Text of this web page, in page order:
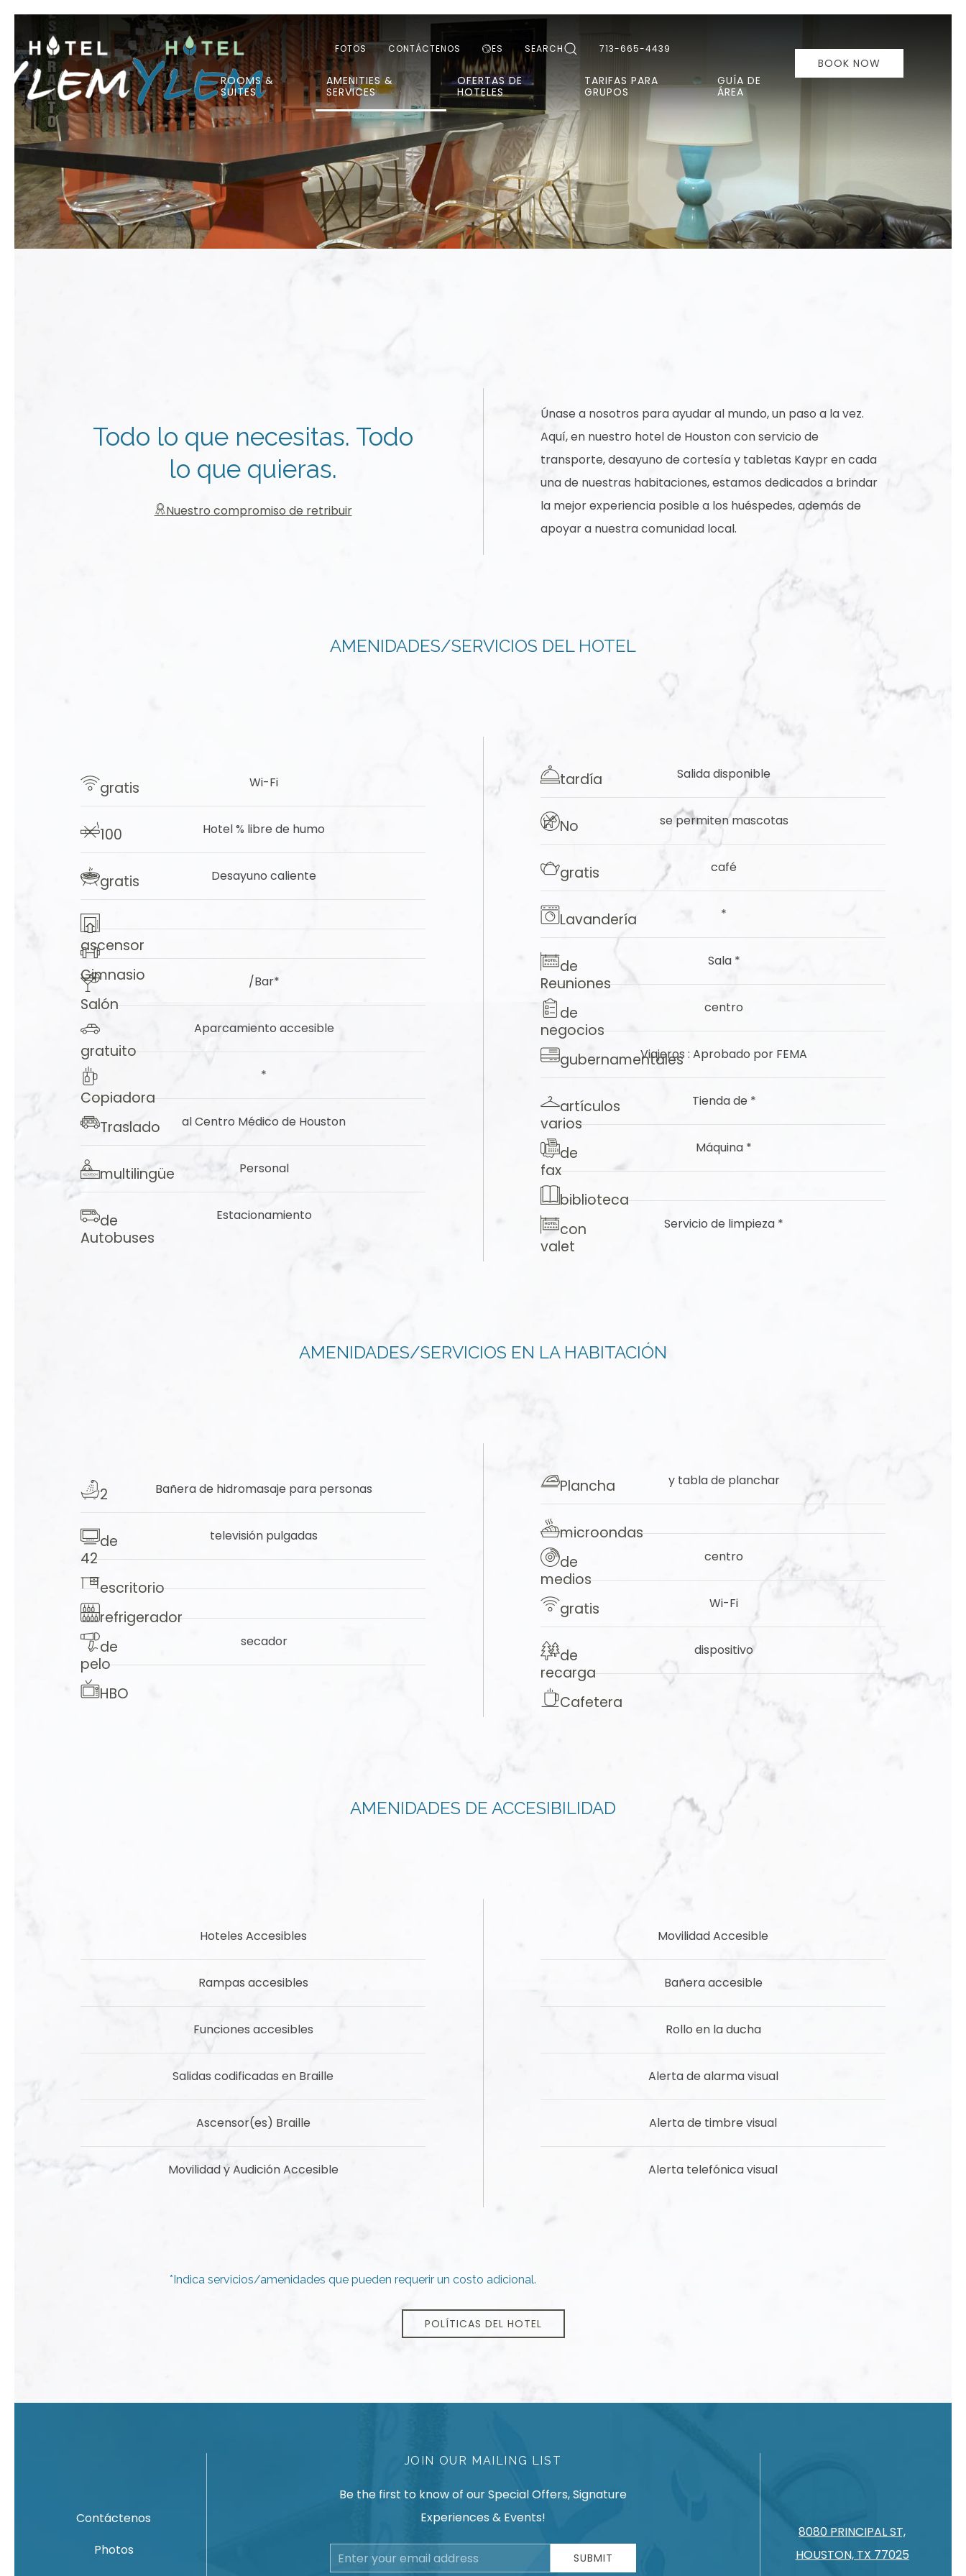
FOTOS CONTÁCTENOS ES SEARCH 713-665-4439
ROOMS &
SUITES
AMENITIES &
SERVICES
OFERTAS DE
HOTELES
TARIFAS PARA
GRUPOS
GUÍA DE
ÁREA
BOOK NOW
Previous slide
Todo lo que necesitas. Todo
lo que quieras.
​Nuestro compromiso de retribuir
Únase a nosotros para ayudar al mundo, un paso a la vez.
Aquí, en nuestro hotel de Houston con servicio de
transporte, desayuno de cortesía y tabletas Kaypr en cada
una de nuestras habitaciones, estamos dedicados a brindar
la mejor experiencia posible a los huéspedes, además de
apoyar a nuestra comunidad local.
AMENIDADES/SERVICIOS DEL HOTEL
Wi-Fi
gratis
​Hotel
100 % libre de humo
​Desayuno caliente
gratis
ascensor
Gimnasio
Salón
/Bar*
Aparcamiento
gratuito
accesible
Copiadora
*
Traslado al Centro Médico de Houston
​Personal
multilingüe
​Estacionamiento
de
Autobuses
Salida
tardía disponible
No se permiten mascotas
café
gratis
Lavandería *
​Sala
de
Reuniones
*
centro
de
negocios
Viajeros
gubernamentales : Aprobado por FEMA
Tienda de
artículos
varios
*
​Máquina
de
fax
*
biblioteca
​Servicio de limpieza
con
valet
*
AMENIDADES/SERVICIOS EN LA HABITACIÓN
Bañera de hidromasaje para
2 personas
televisión
de
42
pulgadas
escritorio
refrigerador
secador
de
pelo
HBO
Plancha y tabla de planchar
microondas
centro
de
medios
Wi-Fi
gratis
dispositivo
de
recarga
Cafetera
AMENIDADES DE ACCESIBILIDAD
Hoteles Accesibles
Rampas accesibles
Funciones accesibles
Salidas codificadas en Braille
Ascensor(es) Braille
Movilidad y Audición Accesible
Movilidad Accesible
Bañera accesible
Rollo en la ducha
Alerta de alarma visual
Alerta de timbre visual
Alerta telefónica visual
*Indica servicios/amenidades que pueden requerir un costo adicional.
POLÍTICAS DEL HOTEL
JOIN OUR MAILING LIST
Be the first to know of our Special Offers, Signature
Experiences & Events!
Email
Address
SUBMIT
Contáctenos
Photos
8080 PRINCIPAL ST,
HOUSTON, TX 77025